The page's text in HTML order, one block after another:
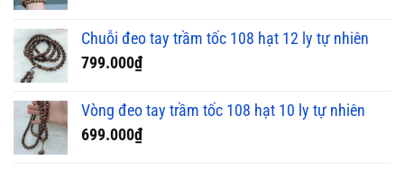
Chuỗi đeo tay trầm tốc 108 hạt 12 ly tự nhiên
799.000₫
Vòng đeo tay trầm tốc 108 hạt 10 ly tự nhiên
699.000₫